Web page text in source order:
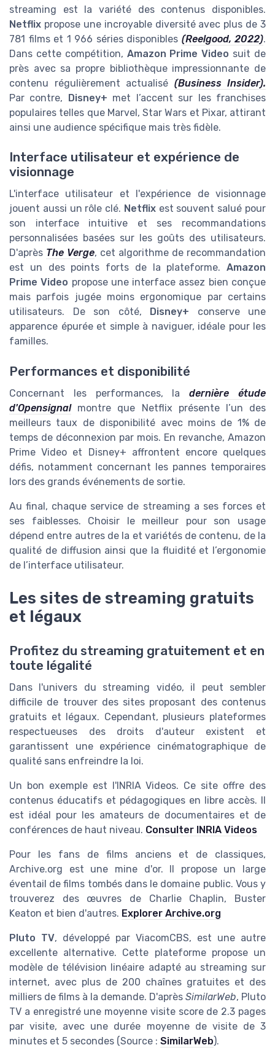
streaming est la variété des contenus disponibles.
Netflix propose une incroyable diversité avec plus de 3
781 films et 1 966 séries disponibles (Reelgood, 2022).
Dans cette compétition, Amazon Prime Video suit de
près avec sa propre bibliothèque impressionnante de
contenu régulièrement actualisé (Business Insider).
Par contre, Disney+ met l’accent sur les franchises
populaires telles que Marvel, Star Wars et Pixar, attirant
ainsi une audience spécifique mais très fidèle.
Interface utilisateur et expérience de
visionnage
L'interface utilisateur et l'expérience de visionnage
jouent aussi un rôle clé. Netflixest souvent salué pour
son interface intuitive et ses recommandations
personnalisées basées sur les goûts des utilisateurs.
D'après The Verge, cet algorithme de recommandation
est un des points forts de la plateforme. Amazon
Prime Video propose une interface assez bien conçue
mais parfois jugée moins ergonomique par certains
utilisateurs. De son côté,
Disney+ conserve une
apparence épurée et simple à naviguer, idéale pour les
familles.
Performances et disponibilité
Concernant les performances, ladernière étude
d'Opensignalmontre que Netflix présente l’un des
meilleurs taux de disponibilité avec moins de 1% de
temps de déconnexion par mois. En revanche, Amazon
Prime Video et Disney+ affrontent encore quelques
défis, notamment concernant les pannes temporaires
lors des grands événements de sortie.
Au final, chaque service de streaming a ses forces et
ses faiblesses. Choisir le meilleur pour son usage
dépend entre autres de la et variétés de contenu, de la
qualité de diffusion ainsi que la fluidité et l’ergonomie
de l’interface utilisateur.
Les sites de streaming gratuits
et légaux
Profitez du streaming gratuitement et en
toute légalité
Dans l'univers du streaming vidéo, il peut sembler
difficile de trouver des sites proposant des contenus
gratuits et légaux. Cependant, plusieurs plateformes
respectueuses des droits d'auteur existent et
garantissent une expérience cinématographique de
qualité sans enfreindre la loi.
Un bon exemple est l'INRIA Videos. Ce site offre des
contenus éducatifs et pédagogiques en libre accès. Il
est idéal pour les amateurs de documentaires et de
conférences de haut niveau. Consulter INRIA Videos
Pour les fans de films anciens et de classiques,
Archive.org est une mine d'or. Il propose un large
éventail de films tombés dans le domaine public. Vous y
trouverez des œuvres de Charlie Chaplin, Buster
Keaton et bien d'autres. Explorer Archive.org
Pluto TV, développé par ViacomCBS, est une autre
excellente alternative. Cette plateforme propose un
modèle de télévision linéaire adapté au streaming sur
internet, avec plus de 200 chaînes gratuites et des
milliers de films à la demande. D'après SimilarWeb, Pluto
TV a enregistré une moyenne visite score de 2.3 pages
par visite, avec une durée moyenne de visite de 3
minutes et 5 secondes (Source : SimilarWeb).